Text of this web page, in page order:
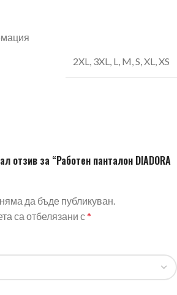
2XL, 3XL, L, M,S,XL,XS
отзив за “Работен панталон DIADORA
да бъде публикуван.
са отбелязани с*